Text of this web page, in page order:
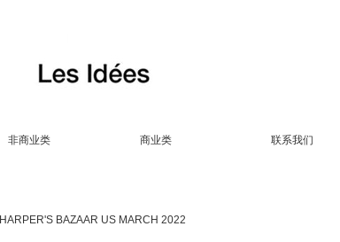
非商业类 商业类 联系我们
HARPER'S BAZAAR US MARCH 2022